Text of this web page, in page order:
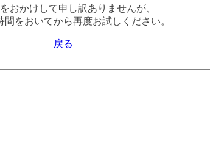
おかけして申し訳ありませんが、
間をおいてから再度お試しください。
戻る